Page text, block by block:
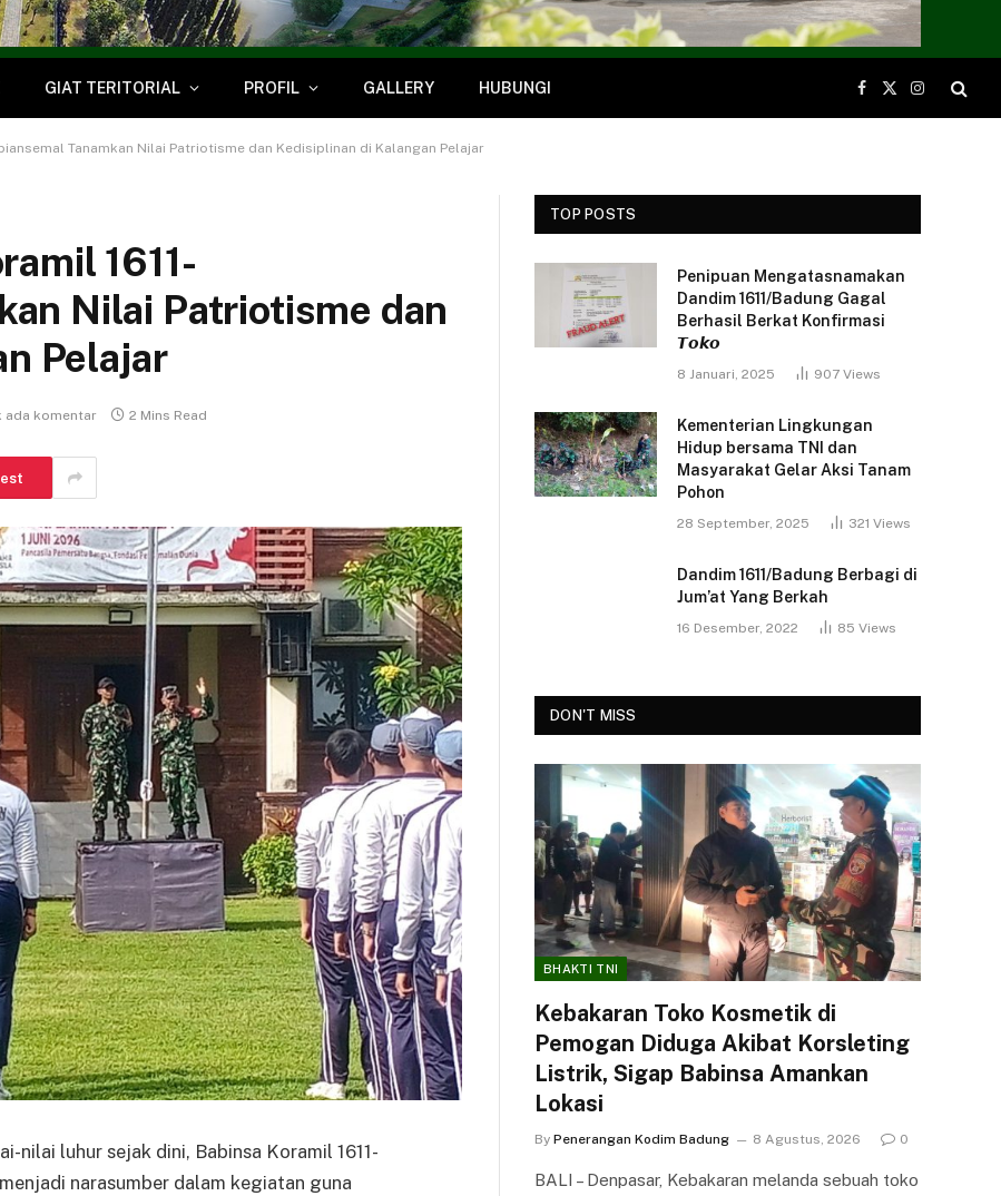
GIAT TERITORIAL PROFIL GALLERY HUBUNGI
Facebook
X
(Twitter)
Instagram
Tanamkan Nilai Patriotisme dan Kedisiplinan di Kalangan Pelajar
1611-
Nilai Patriotisme dan
Pelajar
ada komentar 2 Mins Read
nilai luhur sejak dini, Babinsa Koramil 1611-
narasumber dalam kegiatan guna
TOP POSTS
Penipuan Mengatasnamakan
Dandim 1611/Badung Gagal
Berhasil Berkat Konfirmasi
𝙏𝙤𝙠𝙤
8 Januari, 2025 907 Views
Kementerian Lingkungan
Hidup bersama TNI dan
Masyarakat Gelar Aksi Tanam
Pohon
28 September, 2025 321 Views
Dandim 1611/Badung Berbagi di
Jum’at Yang Berkah
16 Desember, 2022 85 Views
DON'T MISS
BHAKTI TNI
Kebakaran Toko Kosmetik di
Pemogan Diduga Akibat Korsleting
Listrik, Sigap Babinsa Amankan
Lokasi
By Penerangan Kodim Badung 8 Agustus, 2026 0
BALI – Denpasar, Kebakaran melanda sebuah toko